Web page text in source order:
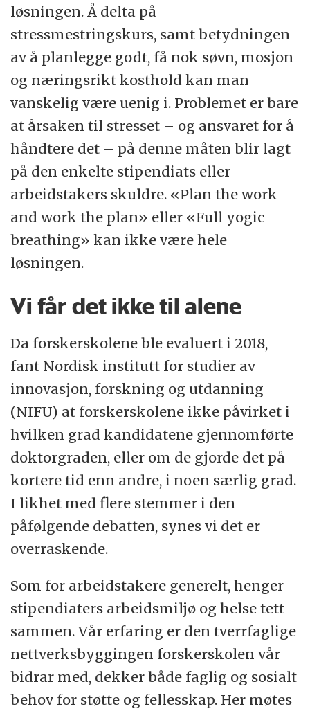
løsningen. Å delta på
stressmestringskurs, samt betydningen
av å planlegge godt, få nok søvn, mosjon
og næringsrikt kosthold kan man
vanskelig være uenig i. Problemet er bare
at årsaken til stresset – og ansvaret for å
håndtere det – på denne måten blir lagt
på den enkelte stipendiats eller
arbeidstakers skuldre. «Plan the work
and work the plan» eller «Full yogic
breathing» kan ikke være hele
løsningen.
Vi får det ikke til alene
Da forskerskolene ble evaluert i 2018,
fant Nordisk institutt for studier av
innovasjon, forskning og utdanning
(NIFU) at forskerskolene ikke påvirket i
hvilken grad kandidatene gjennomførte
doktorgraden, eller om de gjorde det på
kortere tid enn andre, i noen særlig grad.
I likhet med flere stemmer i den
påfølgende debatten, synes vi det er
overraskende.
Som for arbeidstakere generelt, henger
stipendiaters arbeidsmiljø og helse tett
sammen. Vår erfaring er den tverrfaglige
nettverksbyggingen forskerskolen vår
bidrar med, dekker både faglig og sosialt
behov for støtte og fellesskap. Her møtes